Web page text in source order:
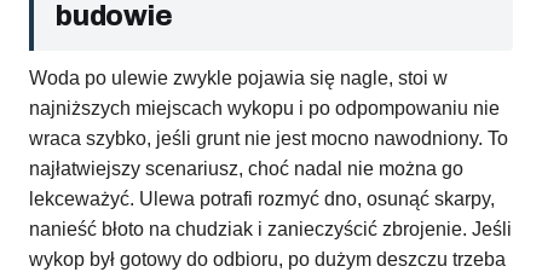
budowie
Woda po ulewie zwykle pojawia się nagle, stoi w
najniższych miejscach wykopu i po odpompowaniu nie
wraca szybko, jeśli grunt nie jest mocno nawodniony. To
najłatwiejszy scenariusz, choć nadal nie można go
lekceważyć. Ulewa potrafi rozmyć dno, osunąć skarpy,
nanieść błoto na chudziak i zanieczyścić zbrojenie. Jeśli
wykop był gotowy do odbioru, po dużym deszczu trzeba